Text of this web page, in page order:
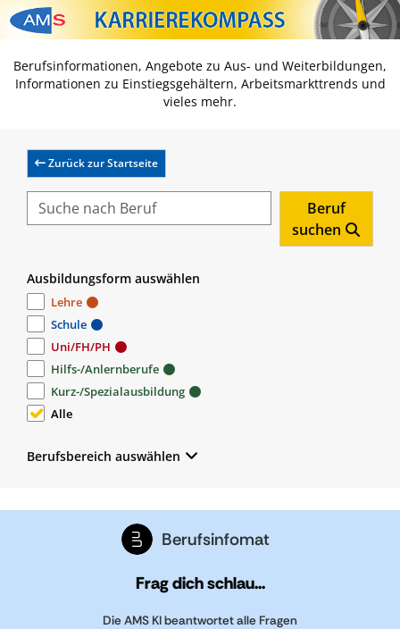
Zum Inhalt springen
Zum Navmenü springen
Zur Suche springen
Zur Footer springen
Berufsinformationen, Angebote zu Aus- und Weiterbildungen,
Informationen zu Einstiegsgehältern, Arbeitsmarkttrends und
vieles mehr.
Zurück zur Startseite
Beruf
suchen
Ausbildungsform auswählen
Lehre
Schule
Uni/FH/PH
Hilfs-/Anlernberufe
Kurz-/Spezialausbildung
Alle
Berufsbereich auswählen
Berufsinfomat
Frag dich schlau...
Die AMS KI beantwortet alle Fragen